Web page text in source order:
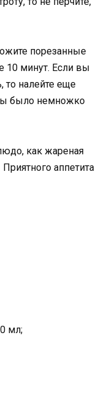
порезанные
10 минут. Если вы
то налейте еще
было немножко
как жареная
аппетита
мл;